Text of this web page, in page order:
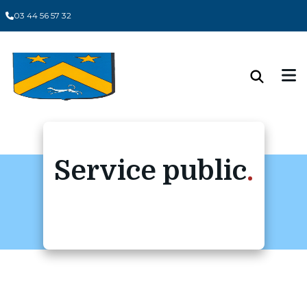
03 44 56 57 32
Service public